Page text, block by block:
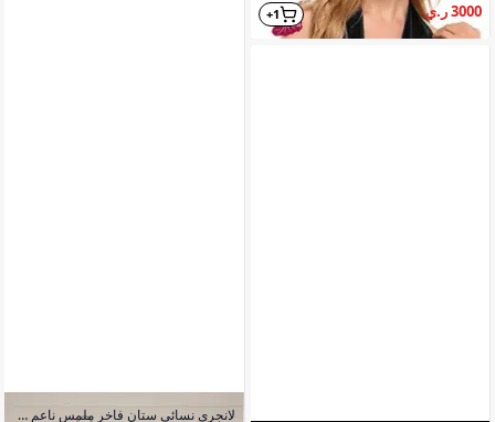
3000 ر.ي 1+
لانجري نسائي ستان فاخر ملمس ناعم كالحرير